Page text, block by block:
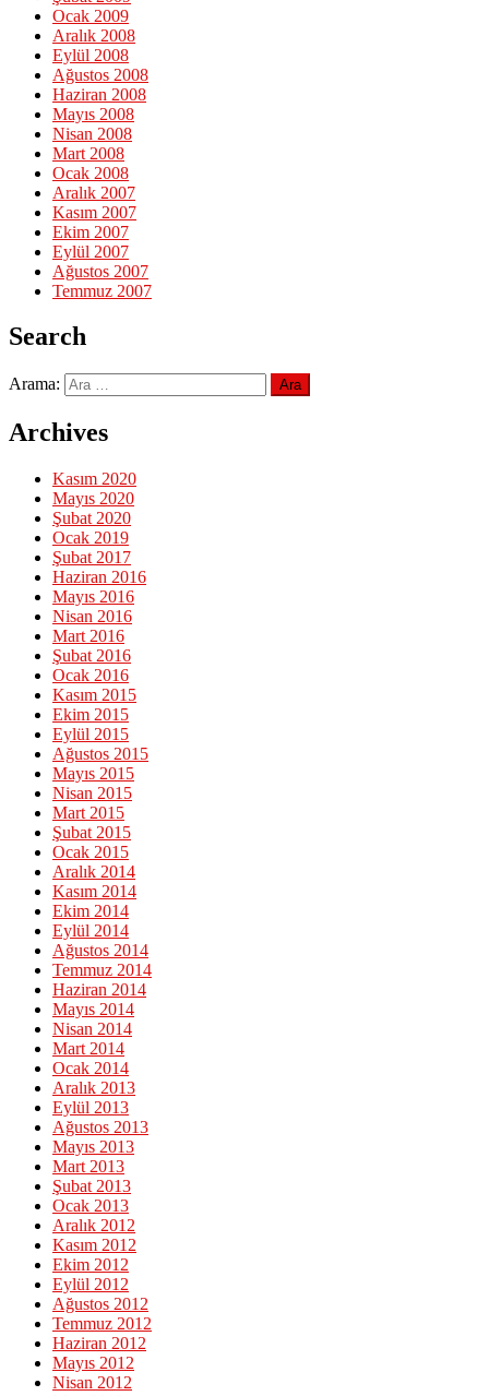
Ocak 2009
Aralık 2008
Eylül 2008
Ağustos 2008
Haziran 2008
Mayıs 2008
Nisan 2008
Mart 2008
Ocak 2008
Aralık 2007
Kasım 2007
Ekim 2007
Eylül 2007
Ağustos 2007
Temmuz 2007
Search
Arama:
Archives
Kasım 2020
Mayıs 2020
Şubat 2020
Ocak 2019
Şubat 2017
Haziran 2016
Mayıs 2016
Nisan 2016
Mart 2016
Şubat 2016
Ocak 2016
Kasım 2015
Ekim 2015
Eylül 2015
Ağustos 2015
Mayıs 2015
Nisan 2015
Mart 2015
Şubat 2015
Ocak 2015
Aralık 2014
Kasım 2014
Ekim 2014
Eylül 2014
Ağustos 2014
Temmuz 2014
Haziran 2014
Mayıs 2014
Nisan 2014
Mart 2014
Ocak 2014
Aralık 2013
Eylül 2013
Ağustos 2013
Mayıs 2013
Mart 2013
Şubat 2013
Ocak 2013
Aralık 2012
Kasım 2012
Ekim 2012
Eylül 2012
Ağustos 2012
Temmuz 2012
Haziran 2012
Mayıs 2012
Nisan 2012